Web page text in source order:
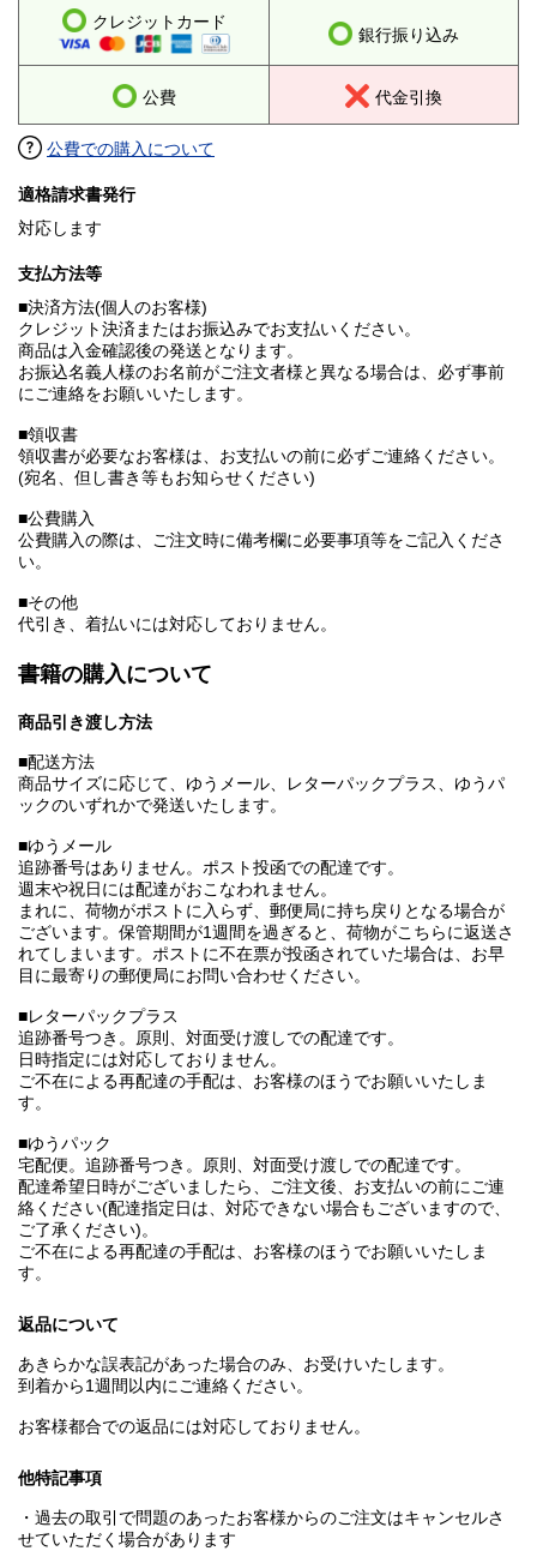
クレジットカード
銀行振り込み
公費 代金引換
公費での購入について
適格請求書発行
対応します
支払方法等
■決済方法(個人のお客様)
クレジット決済またはお振込みでお支払いください。
商品は入金確認後の発送となります。
お振込名義人様のお名前がご注文者様と異なる場合は、必ず事前
にご連絡をお願いいたします。
■領収書
領収書が必要なお客様は、お支払いの前に必ずご連絡ください。
(宛名、但し書き等もお知らせください)
■公費購入
公費購入の際は、ご注文時に備考欄に必要事項等をご記入くださ
い。
■その他
代引き、着払いには対応しておりません。
書籍の購入について
商品引き渡し方法
■配送方法
商品サイズに応じて、ゆうメール、レターパックプラス、ゆうパ
ックのいずれかで発送いたします。
■ゆうメール
追跡番号はありません。ポスト投函での配達です。
週末や祝日には配達がおこなわれません。
まれに、荷物がポストに入らず、郵便局に持ち戻りとなる場合が
ございます。保管期間が1週間を過ぎると、荷物がこちらに返送さ
れてしまいます。ポストに不在票が投函されていた場合は、お早
目に最寄りの郵便局にお問い合わせください。
■レターパックプラス
追跡番号つき。原則、対面受け渡しでの配達です。
日時指定には対応しておりません。
ご不在による再配達の手配は、お客様のほうでお願いいたしま
す。
■ゆうパック
宅配便。追跡番号つき。原則、対面受け渡しでの配達です。
配達希望日時がございましたら、ご注文後、お支払いの前にご連
絡ください(配達指定日は、対応できない場合もございますので、
ご了承ください)。
ご不在による再配達の手配は、お客様のほうでお願いいたしま
す。
返品について
あきらかな誤表記があった場合のみ、お受けいたします。
到着から1週間以内にご連絡ください。
お客様都合での返品には対応しておりません。
他特記事項
・過去の取引で問題のあったお客様からのご注文はキャンセルさ
せていただく場合があります